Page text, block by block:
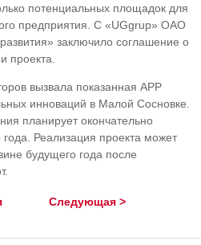
потенциальных площадок для
предприятия. С «UGgrup» ОАО
заключило соглашение о
проекта.
вызвала показанная АРР
инноваций в Малой Сосновке.
планирует окончательно
Реализация проекта может
будущего года после
Следующая >